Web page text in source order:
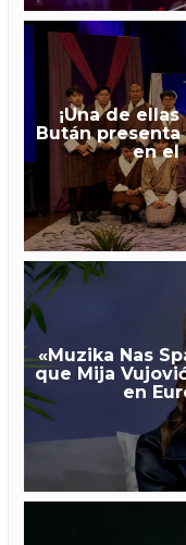
¡Una de
Bután
en el
«Muzika Nas
que Mija
en